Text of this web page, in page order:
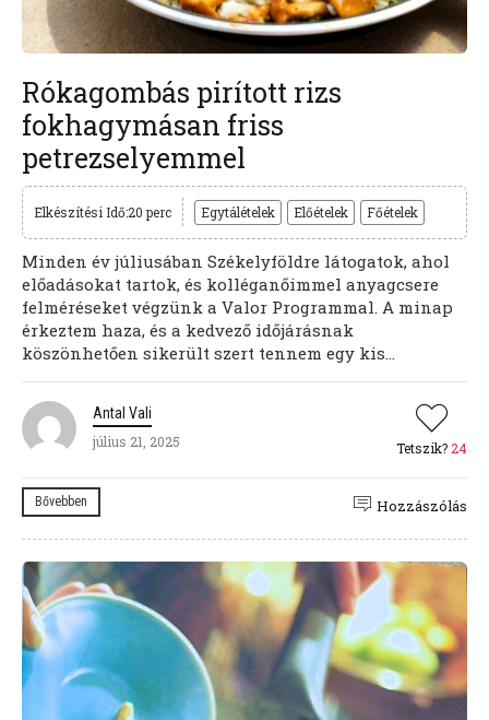
Rókagombás pirított rizs
fokhagymásan friss
petrezselyemmel
Elkészítési Idő:20 perc Egytálételek Előételek Főételek
Minden év júliusában Székelyföldre látogatok, ahol
előadásokat tartok, és kolléganőimmel anyagcsere
felméréseket végzünk a Valor Programmal. A minap
érkeztem haza, és a kedvező időjárásnak
köszönhetően sikerült szert tennem egy kis...
Antal Vali
július 21, 2025
Tetszik?24
Bővebben Hozzászólás